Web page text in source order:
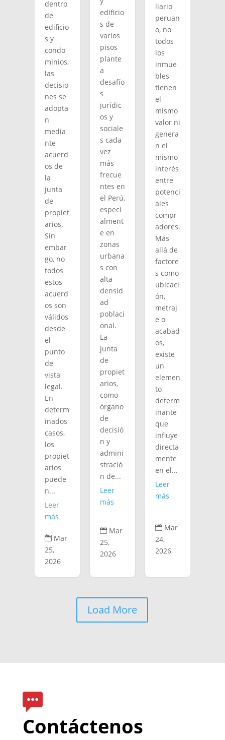
dentro
de
edificio
s y
condo
minios,
las
decisio
nes se
adopta
n
media
nte
acuerd
os de
la
junta
de
propiet
arios.
Sin
embar
go, no
todos
estos
acuerd
os son
válidos
desde
el
punto
de
vista
legal.
En
determ
inados
casos,
los
propiet
arios
puede
n...
Leer
más
 Mar
25,
2026
edificio
s de
varios
pisos
plante
a
desafío
s
jurídic
os y
sociale
s cada
vez
más
frecue
ntes en
el Perú,
especi
alment
e en
zonas
urbana
s con
alta
densid
ad
poblaci
onal.
La
junta
de
propiet
arios,
como
órgano
de
decisió
n y
admini
stració
n de...
Leer
más
 Mar
25,
2026
liario
peruan
o, no
todos
los
inmue
bles
tienen
el
mismo
valor ni
genera
n el
mismo
interés
entre
potenci
ales
compr
adores.
Más
allá de
factore
s como
ubicaci
ón,
metraj
e o
acabad
os,
existe
un
elemen
to
determ
inante
que
influye
directa
mente
en el...
Leer
más
 Mar
24,
2026
Load More
Contáctenos